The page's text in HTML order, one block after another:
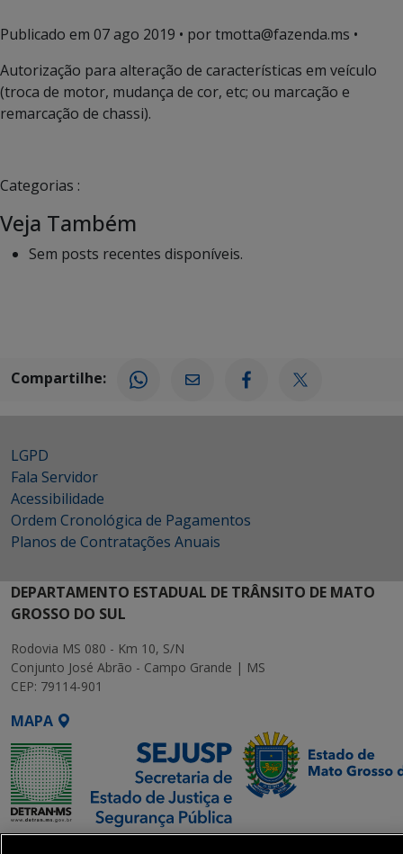
Publicado em 07 ago 2019 • por tmotta@fazenda.ms •
Autorização para alteração de características em veículo
(troca de motor, mudança de cor, etc; ou marcação e
remarcação de chassi).
Categorias :
Veja Também
Sem posts recentes disponíveis.
Compartilhe:
LGPD
Fala Servidor
Acessibilidade
Ordem Cronológica de Pagamentos
Planos de Contratações Anuais
DEPARTAMENTO ESTADUAL DE TRÂNSITO DE MATO
GROSSO DO SUL
Rodovia MS 080 - Km 10, S/N
Conjunto José Abrão - Campo Grande | MS
CEP: 79114-901
MAPA